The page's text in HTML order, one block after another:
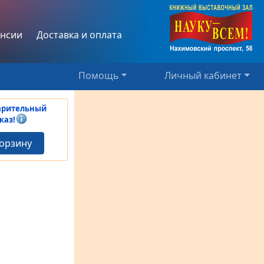
Доставка и оплата
Помощь Личный кабинет